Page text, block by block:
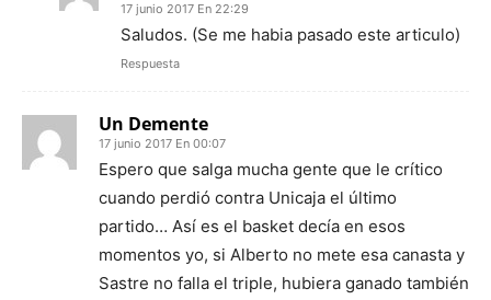
17 junio 2017 En 22:29
Saludos. (Se me habia pasado este articulo)
Respuesta
Un Demente
17 junio 2017 En 00:07
Espero que salga mucha gente que le crítico
cuando perdió contra Unicaja el último
partido… Así es el basket decía en esos
momentos yo, si Alberto no mete esa canasta y
Sastre no falla el triple, hubiera ganado también